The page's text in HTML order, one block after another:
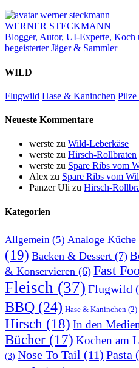
WERNER STECKMANN
Blogger, Autor, UI-Experte, Koch
begeisterter Jäger & Sammler
WILD
Flugwild Hase & Kaninchen Pilze
Neueste Kommentare
werste zu Wild-Leberkäse
werste zu Hirsch-Rollbraten
werste zu Spare Ribs vom
Alex zu Spare Ribs vom
Panzer Uli zu Hirsch-
Kategorien
Allgemein (5) Analoge Küche
(19) Backen & Dessert (7)
& Konservieren (6) Fast
Fleisch (37) Flugwild
BBQ (24) Hase & Kaninchen (2)
Hirsch (18) In den
Bücher (17) Kochen am
(3) Nose To Tail (11) Pasta